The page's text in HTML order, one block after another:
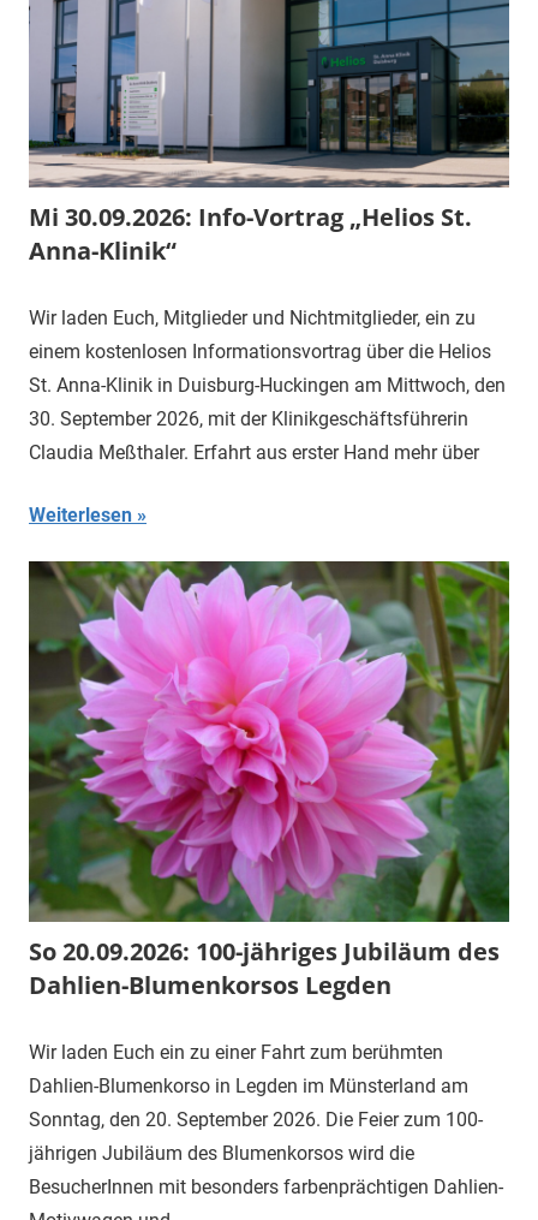
Mi 30.09.2026: Info-Vortrag „Helios St.
Anna-Klinik“
Wir laden Euch, Mitglieder und Nichtmitglieder, ein zu
einem kostenlosen Informationsvortrag über die Helios
St. Anna-Klinik in Duisburg-Huckingen am Mittwoch, den
30. September 2026, mit der Klinikgeschäftsführerin
Claudia Meßthaler. Erfahrt aus erster Hand mehr über
Weiterlesen
So 20.09.2026: 100-jähriges Jubiläum des
Dahlien-Blumenkorsos Legden
Wir laden Euch ein zu einer Fahrt zum berühmten
Dahlien-Blumenkorso in Legden im Münsterland am
Sonntag, den 20. September 2026. Die Feier zum 100-
jährigen Jubiläum des Blumenkorsos wird die
BesucherInnen mit besonders farbenprächtigen Dahlien-